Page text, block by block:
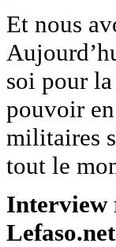
Et nous
soi pour
pouvoir
militaires
tout le
Interview
Lefaso.net